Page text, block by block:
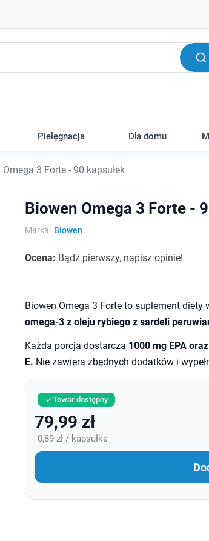
Pielęgnacja Dla domu
3 Forte - 90 kapsułek
Biowen Omega 3 Forte -
Marka: Biowen
Ocena: Bądź pierwszy, napisz opinie!
Biowen Omega 3 Forte to suplement diety
omega-3 z oleju rybiego z sardeli
Każda porcja dostarcza 1000 mg EPA
E. Nie zawiera zbędnych dodatków i
Towar dostępny
79,99 zł
0,89 zł / kapsułka